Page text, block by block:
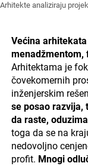
Arhitekte analiziraju
Većina
menadžmentom,
Arhitektama je
čovekomernih
inženjerskim
se posao razvija,
da raste,
toga da se na
nedovoljno
profit. Mnogi